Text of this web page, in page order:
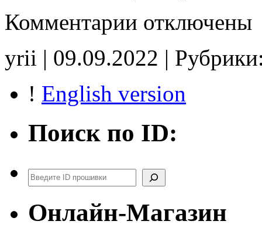
Комментарии записи
Idle
700
отключены
yrii | 09.09.2022 |
! English version
Поиск по ID:
Поиск
Онлайн-Магазин